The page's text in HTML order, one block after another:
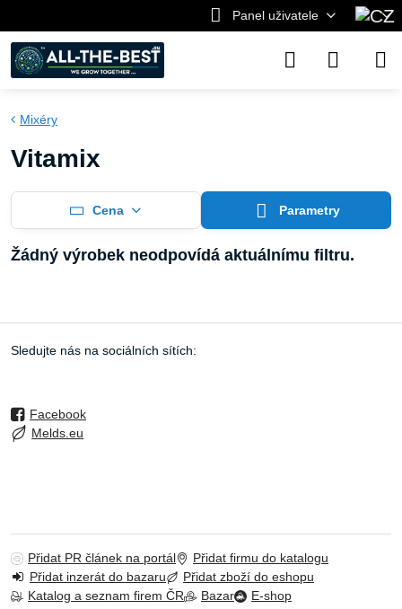
Panel uživatele
Mixéry
Vitamix
Cena Parametry
Sledujte nás na sociálních sítích:
Facebook
Melds.eu
Přidat PR článek na portál
Přidat firmu do katalogu
Přidat inzerát do bazaru
Přidat zboží do eshopu
Katalog a seznam firem ČR
Bazar E-shop